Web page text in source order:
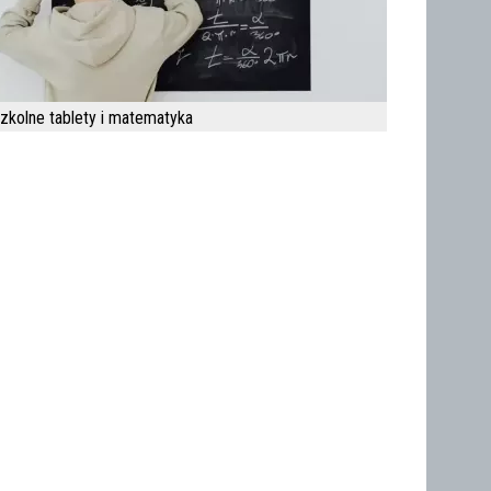
tablety i matematyka